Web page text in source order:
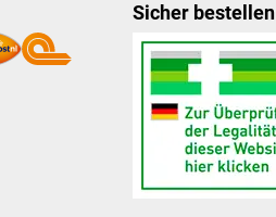
Sicher bestellen